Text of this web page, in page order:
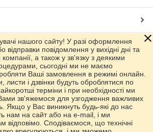
Prom.ua
нашого сайту! У разі оформлення
відправки повідомлення у вихідні дні та
а також у зв'язку з деякими
сьогодні ми не маємо
Ваші замовлення в режимі онлайн.
листи і дзвінки будуть оброблятися по
терміни і при необхідності ми
зв'яжемося для узгодження важливих
Якщо у Вас виникнуть будь-які до нас
нам на сайт або на e-mail, і ми
відповімо. Сподіваємося, що технічні